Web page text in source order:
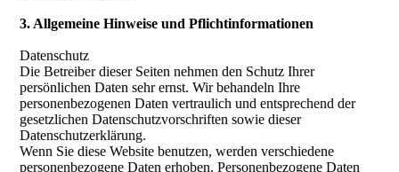
3. Allgemeine Hinweise und Pflichtinformationen
Datenschutz
Die Betreiber dieser Seiten nehmen den Schutz Ihrer
persönlichen Daten sehr ernst. Wir behandeln Ihre
personenbezogenen Daten vertraulich und entsprechend der
gesetzlichen Datenschutzvorschriften sowie dieser
Datenschutzerklärung.
Wenn Sie diese Website benutzen, werden verschiedene
personenbezogene Daten erhoben. Personenbezogene Daten